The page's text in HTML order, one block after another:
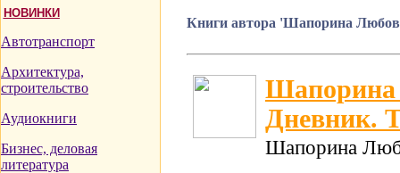
НОВИНКИ
Автотранспорт
Архитектура,
строительство
Аудиокниги
Бизнес, деловая
литература
Книги автора 'Шапорина
Шапорина
Дневник.
Шапорина